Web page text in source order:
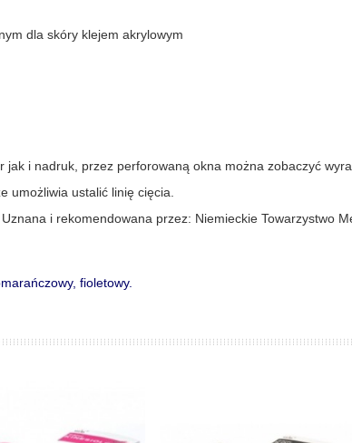
dla skóry klejem akrylowym
i nadruk, przez perforowaną okna można zobaczyć
umożliwia ustalić linię cięcia.
i rekomendowana przez: Niemieckie Towarzystwo
fioletowy.